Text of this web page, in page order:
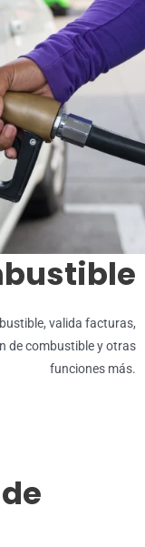
valida facturas,
de combustible y otras
funciones más.